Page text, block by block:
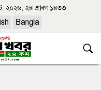
২০২৬, ২৪ শ্রাবণ ১৪৩৩
Bangla